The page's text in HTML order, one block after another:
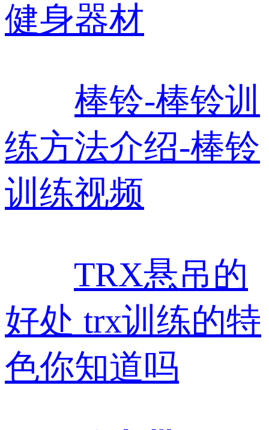
健身器材
棒铃-棒铃训
练方法介绍-棒铃
训练视频
TRX悬吊的
好处 trx训练的特
色你知道吗